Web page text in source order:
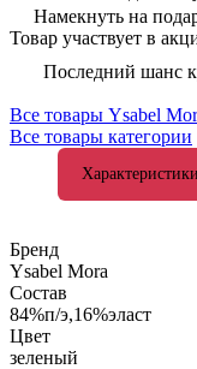
Намекнуть на
Товар участвует в
Последний шанс
Все товары Ysabel
Все товары категории
Характеристики
Бренд
Ysabel Mora
Состав
84%п/э,16%эласт
Цвет
зеленый